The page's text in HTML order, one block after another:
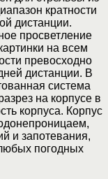
кратности
дистанции.
просветление
на всем
превосходно
дистанции. В
система
на корпусе в
корпуса. Корпус
и запотевания,
погодных